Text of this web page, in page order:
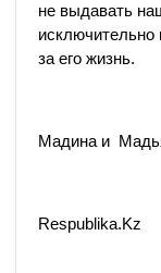
не выдавать
исключительно
за его жизнь.
Мадина и
Respublika.Kz